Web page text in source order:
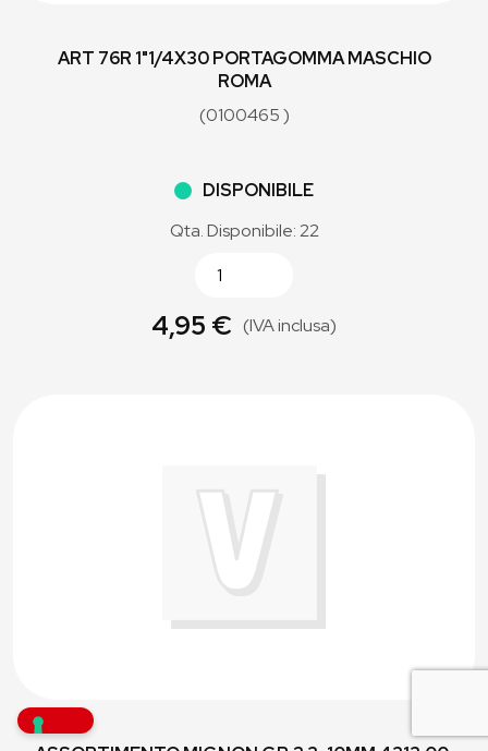
ART 76R 1"1/4X30 PORTAGOMMA MASCHIO
ROMA
(0100465 )
DISPONIBILE
Qta. Disponibile: 22
4,95 € (IVA inclusa)